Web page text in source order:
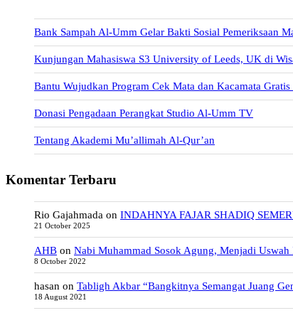
Bank Sampah Al-Umm Gelar Bakti Sosial Pemeriksaan
Kunjungan Mahasiswa S3 University of Leeds, UK di
Bantu Wujudkan Program Cek Mata dan Kacamata
Donasi Pengadaan Perangkat Studio Al-Umm TV
Tentang Akademi Mu’allimah Al-Qur’an
Komentar Terbaru
Rio Gajahmada on INDAHNYA FAJAR SHADIQ
21 October 2025
AHB on Nabi Muhammad Sosok Agung, Menjadi Uswah
8 October 2022
hasan on Tabligh Akbar “Bangkitnya Semangat Juang
18 August 2021